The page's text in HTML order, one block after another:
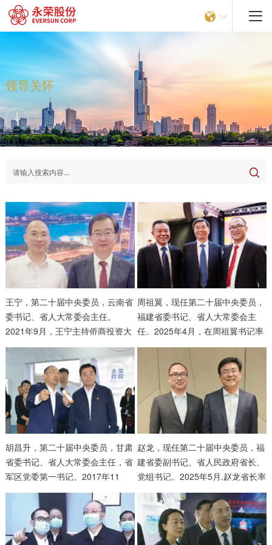
 
领导关怀

王宁，第二十届中央委员，云南省
委书记、省人大常委会主任。
2021年9月，王宁主持侨商投资大
会时合影。
周祖翼，现任第二十届中央委员，
福建省委书记、省人大常委会主
任。2025年4月，在周祖翼书记率
福建省代表团访问阿根廷时的合
胡昌升，第二十届中央委员，甘肃
省委书记、省人大常委会主任，省
军区党委第一书记。2017年11
月，胡昌升莅临永荣参观时合影。
赵龙，现任第二十届中央委员，福
建省委副书记、省人民政府省长、
党组书记。2025年5月,赵龙省长率
福建省代表团出访时的合影。